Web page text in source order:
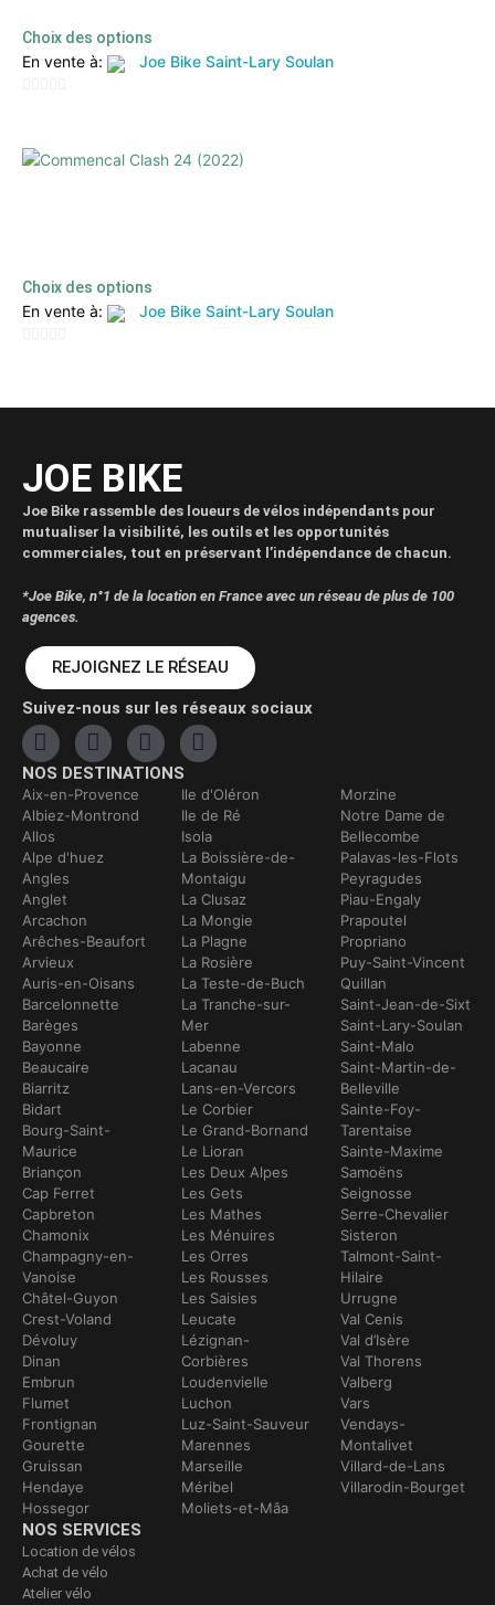
Choix des options
En vente à: Joe Bike Saint-Lary Soulan
5
Choix des options
En vente à: Joe Bike Saint-Lary Soulan
5
JOE BIKE
Joe Bike rassemble des loueurs de vélos indépendants pour
mutualiser la visibilité, les outils et les opportunités
commerciales, tout en préservant l’indépendance de chacun.
*Joe Bike, n°1 de la location en France avec un réseau de plus de 100
agences.
REJOIGNEZ LE RÉSEAU
Suivez-nous sur les réseaux sociaux
NOS DESTINATIONS
Aix-en-Provence
Albiez-Montrond
Allos
Alpe d'huez
Angles
Anglet
Arcachon
Arêches-Beaufort
Arvieux
Auris-en-Oisans
Barcelonnette
Barèges
Bayonne
Beaucaire
Biarritz
Bidart
Bourg-Saint-
Maurice
Briançon
Cap Ferret
Capbreton
Chamonix
Champagny-en-
Vanoise
Châtel-Guyon
Crest-Voland
Dévoluy
Dinan
Embrun
Flumet
Frontignan
Gourette
Gruissan
Hendaye
Hossegor
Ile d'Oléron
Ile de Ré
Isola
La Boissière-de-
Montaigu
La Clusaz
La Mongie
La Plagne
La Rosière
La Teste-de-Buch
La Tranche-sur-
Mer
Labenne
Lacanau
Lans-en-Vercors
Le Corbier
Le Grand-Bornand
Le Lioran
Les Deux Alpes
Les Gets
Les Mathes
Les Ménuires
Les Orres
Les Rousses
Les Saisies
Leucate
Lézignan-
Corbières
Loudenvielle
Luchon
Luz-Saint-Sauveur
Marennes
Marseille
Méribel
Moliets-et-Mâa
Morzine
Notre Dame de
Bellecombe
Palavas-les-Flots
Peyragudes
Piau-Engaly
Prapoutel
Propriano
Puy-Saint-Vincent
Quillan
Saint-Jean-de-Sixt
Saint-Lary-Soulan
Saint-Malo
Saint-Martin-de-
Belleville
Sainte-Foy-
Tarentaise
Sainte-Maxime
Samoëns
Seignosse
Serre-Chevalier
Sisteron
Talmont-Saint-
Hilaire
Urrugne
Val Cenis
Val d’Isère
Val Thorens
Valberg
Vars
Vendays-
Montalivet
Villard-de-Lans
Villarodin-Bourget
NOS SERVICES
Location de vélos
Achat de vélo
Atelier vélo